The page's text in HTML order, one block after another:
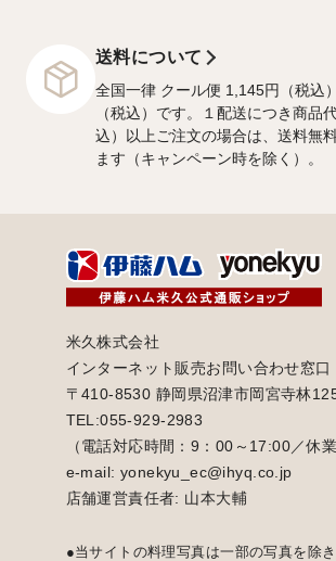
送料について
全国一律 クール便 1,145円（税込
（税込）です。１配送につき商品
込）以上ご注文の場合は、送料無
ます（キャンペーン時を除く）。
米久株式会社
インターネット販売お問い合わせ窓口
〒410-8530 静岡県沼津市岡宮寺林
TEL:055-929-2983
（電話対応時間：9：00～17:00／休
e-mail: yonekyu_ec@ihyq.co.jp
店舗運営責任者: 山本大輔
●当サイトの料理写真は一部の写真を除